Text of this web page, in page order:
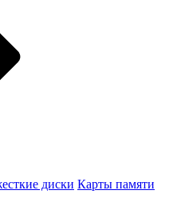
диски Карты памяти